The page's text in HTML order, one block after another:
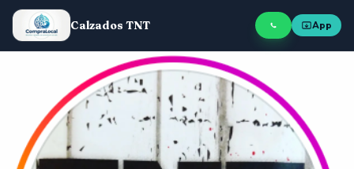
Calzados TNT App